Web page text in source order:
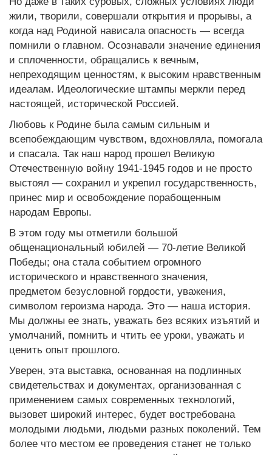
жили, творили, совершали открытия и прорывы, а
когда над Родиной нависала опасность — всегда
помнили о главном. Осознавали значение единения
и сплоченности, обращались к вечным,
непреходящим ценностям, к высоким нравственным
идеалам. Идеологические штампы меркли перед
настоящей, исторической Россией.
Любовь к Родине была самым сильным и
всепобеждающим чувством, вдохновляла, помогала
и спасала. Так наш народ прошел Великую
Отечественную войну 1941-1945 годов и не просто
выстоял — сохранил и укрепил государственность,
принес мир и освобождение порабощенным
народам Европы.
В этом году мы отметили большой
общенациональный юбилей — 70-летие Великой
Победы; она стала событием огромного
исторического и нравственного значения,
предметом безусловной гордости, уважения,
символом героизма народа. Это — наша история.
Мы должны ее знать, уважать без всяких изъятий и
умолчаний, помнить и чтить ее уроки, уважать и
ценить опыт прошлого.
Уверен, эта выставка, основанная на подлинных
свидетельствах и документах, организованная с
применением самых современных технологий,
вызовет широкий интерес, будет востребована
молодыми людьми, людьми разных поколений. Тем
более что местом ее проведения станет не только